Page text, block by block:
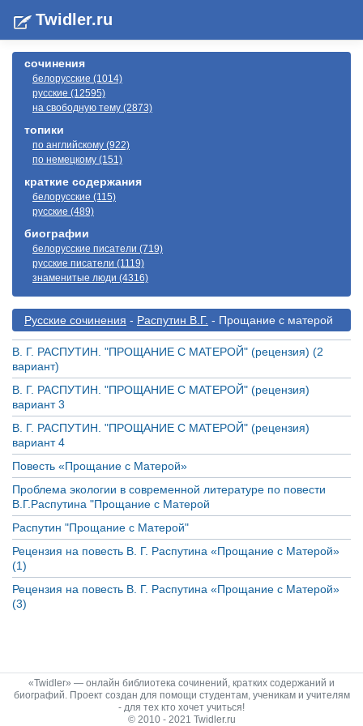
Twidler.ru
сочинения
белорусские (1014)
русские (12595)
на свободную тему (2873)
топики
по английскому (922)
по немецкому (151)
краткие содержания
белорусские (115)
русские (489)
биографии
белорусские писатели (719)
русские писатели (1119)
знаменитые люди (4316)
Русские сочинения - Распутин В.Г. - Прощание с матерой
В. Г. РАСПУТИН. "ПРОЩАНИЕ С МАТЕРОЙ" (рецензия) (2
вариант)
В. Г. РАСПУТИН. "ПРОЩАНИЕ С МАТЕРОЙ" (рецензия)
вариант 3
В. Г. РАСПУТИН. "ПРОЩАНИЕ С МАТЕРОЙ" (рецензия)
вариант 4
Повесть «Прощание с Матерой»
Проблема экологии в современной литературе по повести
В.Г.Распутина "Прощание с Матерой
Распутин "Прощание с Матерой"
Рецензия на повесть В. Г. Распутина «Прощание с Матерой»
(1)
Рецензия на повесть В. Г. Распутина «Прощание с Матерой»
(3)
«Twidler» — онлайн библиотека сочинений, кратких содержаний и
биографий. Проект создан для помощи студентам, ученикам и учителям
- для тех кто хочет учиться!
© 2010 - 2021 Twidler.ru